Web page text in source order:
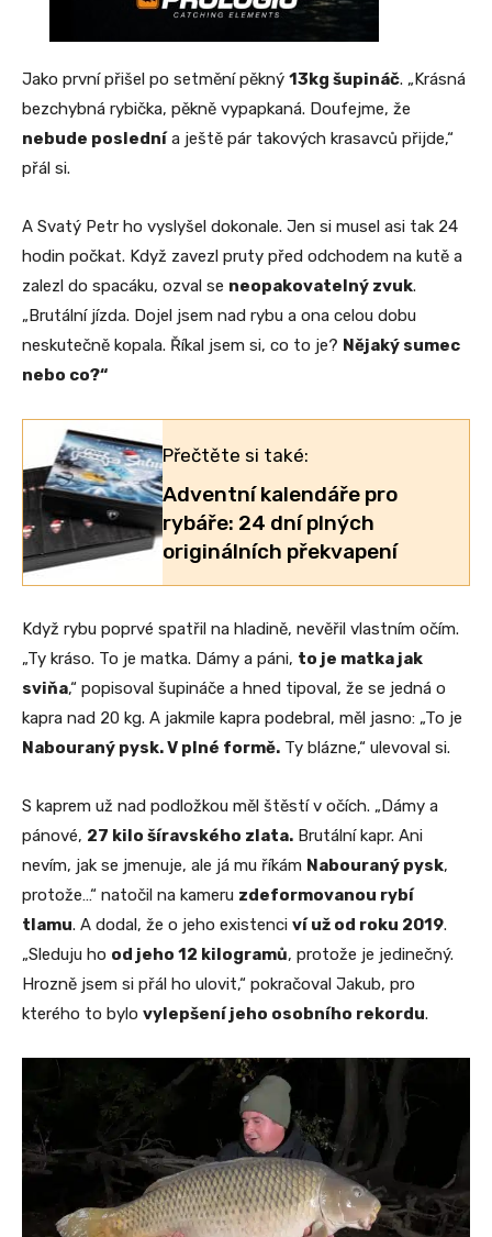
Jako první přišel po setmění pěkný 13kg šupináč. „Krásná
bezchybná rybička, pěkně vypapkaná. Doufejme, že
nebude poslednía ještě pár takových krasavců přijde,“
přál si.
A Svatý Petr ho vyslyšel dokonale. Jen si musel asi tak 24
hodin počkat. Když zavezl pruty před odchodem na kutě a
zalezl do spacáku, ozval se neopakovatelný zvuk.
„Brutální jízda. Dojel jsem nad rybu a ona celou dobu
neskutečně kopala. Říkal jsem si, co to je? Nějaký sumec
nebo co?“
Přečtěte si také:
Adventní kalendáře pro
rybáře: 24 dní plných
originálních překvapení
Když rybu poprvé spatřil na hladině, nevěřil vlastním očím.
„Ty kráso. To je matka. Dámy a páni, to je matka jak
sviňa,“ popisoval šupináče a hned tipoval, že se jedná o
kapra nad 20 kg. A jakmile kapra podebral, měl jasno: „To je
Nabouraný pysk. V plné formě. Ty blázne,“ ulevoval si.
S kaprem už nad podložkou měl štěstí v očích. „Dámy a
pánové, 27 kilo šíravského zlata. Brutální kapr. Ani
nevím, jak se jmenuje, ale já mu říkám Nabouraný pysk,
protože…“ natočil na kameru zdeformovanou rybí
tlamu. A dodal, že o jeho existenci ví už od roku 2019.
„Sleduju ho od jeho 12 kilogramů, protože je jedinečný.
Hrozně jsem si přál ho ulovit,“ pokračoval Jakub, pro
kterého to bylo vylepšení jeho osobního rekordu.